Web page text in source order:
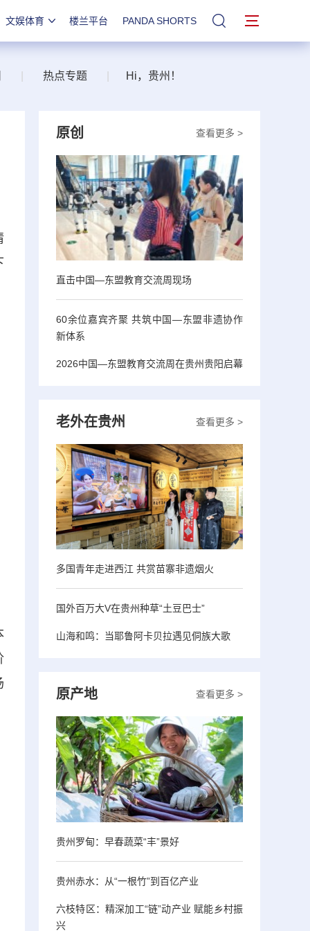
文娱体育 楼兰平台 PANDA SHORTS 站内搜索
热点专题 Hi，贵州！
查看更多 >
原创
直击中国—东盟教育交流周现场
60余位嘉宾齐聚 共筑中国—东盟非遗协作
新体系
2026中国—东盟教育交流周在贵州贵阳启幕
查看更多 >
老外在贵州
多国青年走进西江 共赏苗寨非遗烟火
国外百万大V在贵州种草“土豆巴士”
山海和鸣：当耶鲁阿卡贝拉遇见侗族大歌
查看更多 >
原产地
贵州罗甸：早春蔬菜“丰”景好
贵州赤水：从“一根竹”到百亿产业
六枝特区：精深加工“链”动产业 赋能乡村振
兴